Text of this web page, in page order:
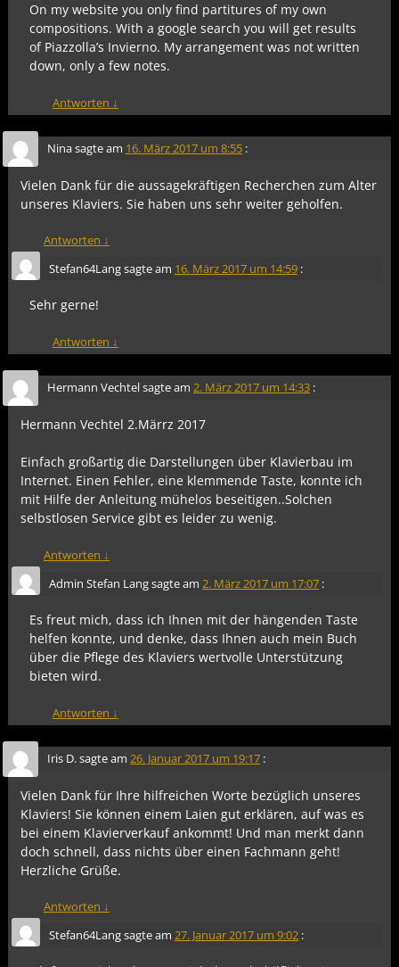
On my website you only find partitures of my own
compositions. With a google search you will get results
of Piazzolla’s Invierno. My arrangement was not written
down, only a few notes.
Antworten ↓
Ninasagte am 16. März 2017 um 8:55 :
Vielen Dank für die aussagekräftigen Recherchen zum Alter
unseres Klaviers. Sie haben uns sehr weiter geholfen.
Antworten ↓
Stefan64Langsagte am 16. März 2017 um 14:59 :
Sehr gerne!
Antworten ↓
Hermann Vechtelsagte am 2. März 2017 um 14:33 :
Hermann Vechtel 2.Märrz 2017
Einfach großartig die Darstellungen über Klavierbau im
Internet. Einen Fehler, eine klemmende Taste, konnte ich
mit Hilfe der Anleitung mühelos beseitigen..Solchen
selbstlosen Service gibt es leider zu wenig.
Antworten ↓
Admin Stefan Langsagte am 2. März 2017 um 17:07 :
Es freut mich, dass ich Ihnen mit der hängenden Taste
helfen konnte, und denke, dass Ihnen auch mein Buch
über die Pflege des Klaviers wertvolle Unterstützung
bieten wird.
Antworten ↓
Iris D.sagte am 26. Januar 2017 um 19:17 :
Vielen Dank für Ihre hilfreichen Worte bezüglich unseres
Klaviers! Sie können einem Laien gut erklären, auf was es
bei einem Klavierverkauf ankommt! Und man merkt dann
doch schnell, dass nichts über einen Fachmann geht!
Herzliche Grüße.
Antworten ↓
Stefan64Langsagte am 27. Januar 2017 um 9:02 :